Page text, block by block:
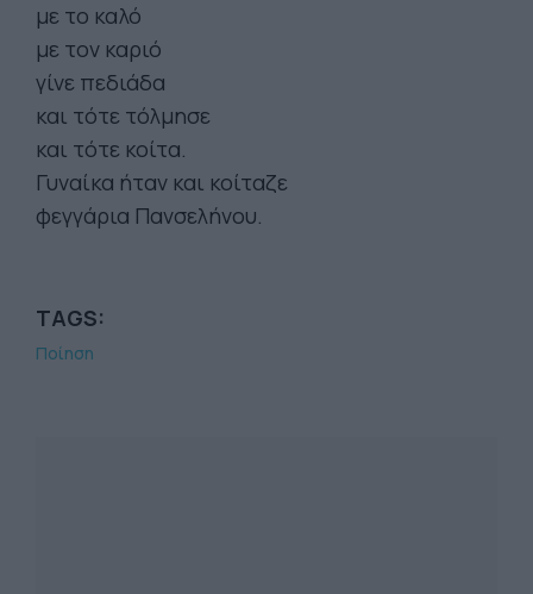
με το καλό
με τον καριό
γίνε πεδιάδα
και τότε τόλμησε
και τότε κοίτα.
Γυναίκα ήταν και κοίταζε
φεγγάρια Πανσελήνου.
TAGS:
Ποίηση